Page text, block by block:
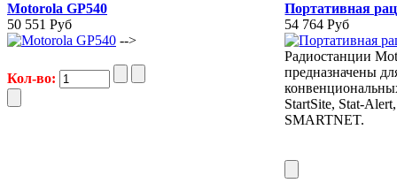
Motorola GP540
50 551 Руб
-->
Кол-во:
Портативная
54 764 Руб
Радиостанции
предназначены
StartSite, Stat-
SMARTNET.